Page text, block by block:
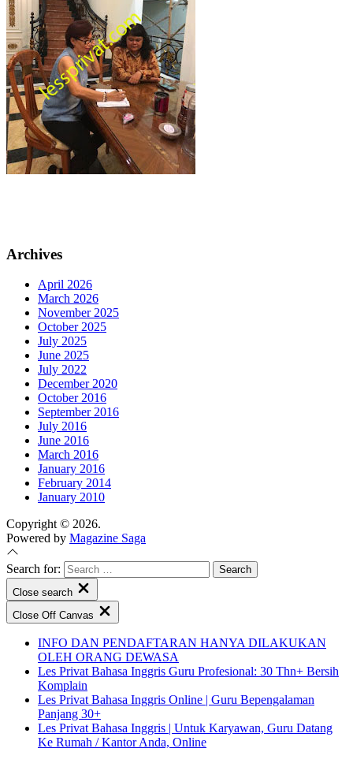
Archives
April 2026
March 2026
November 2025
October 2025
July 2025
June 2025
July 2022
December 2020
October 2016
September 2016
July 2016
June 2016
March 2016
January 2016
February 2014
January 2010
Copyright © 2026.
Powered by Magazine Saga
Search for:
Close search
Close Off Canvas
INFO DAN PENDAFTARAN HANYA DILAKUKAN
OLEH ORANG DEWASA
Les Privat Bahasa Inggris Guru Profesional: 30 Thn+ Bersih
Komplain
Les Privat Bahasa Inggris Online | Guru Bepengalaman
Panjang 30+
Les Privat Bahasa Inggris | Untuk Karyawan, Guru Datang
Ke Rumah / Kantor Anda, Online